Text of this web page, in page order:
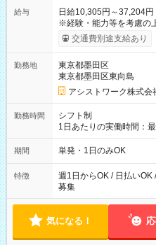
給与
日給10,305円～37,204円
※経験・能力等を考慮の上、
間】試用期間なし
交通費別途支給あり
勤務地
東京都墨田区
東京都墨田区東向島
アシストワーク株式会
勤務時間
シフト制
1日あたりの実働時間：
勤務 勤務：月・水・金 休み：火
可能です！ ※1日あたりの最大実働時間は日勤、夜勤共に勤務し
期間 単発・1日のみOK
特徴
週1日からOK / 日払い
募集
気になる！